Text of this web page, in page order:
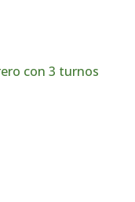
con 3 turnos